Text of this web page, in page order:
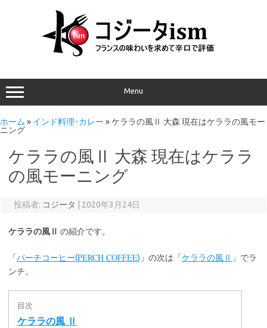
Menu
ホーム » インド料理･カレー »ケララの風Ⅱ 大森 現在はケララの風モー
ニング
ケララの風Ⅱ 大森 現在はケララ
の風モーニング
投稿者: コジータ 2020年3月24日
ケララの風Ⅱ の紹介です。
「パーチコーヒー(PERCH COFFEE) 」の次は「ケララの風Ⅱ 」でラ
ンチ。
目次
ケララの風 Ⅱ